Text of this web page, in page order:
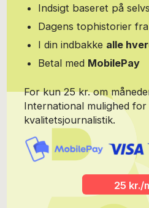
Indsigt baseret på
Dagens tophistorier
I din indbakke alle
Betal med MobilePay
For kun 25 kr. om
International mulighed
kvalitetsjournalistik.
25 kr./